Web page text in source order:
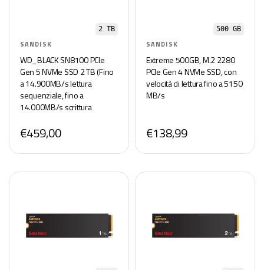
2 TB
SANDISK
WD_BLACK SN8100 PCIe
Gen 5 NVMe SSD 2 TB (Fino
a 14.900MB/s lettura
sequenziale, fino a
14.000MB/s scrittura
dissaptore di calore, TLC 3D
CBA NAND) POWERED BY
SANDISK
€459,00
500 GB
SANDISK
Extreme 500GB, M.2 2280
PCIe Gen 4 NVMe SSD, con
velocità di lettura fino a 5150
MB/s
€138,99